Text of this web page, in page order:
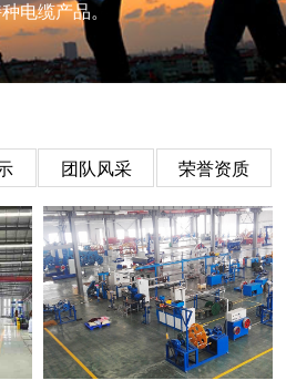
电缆产品。
团队风采 荣誉资质